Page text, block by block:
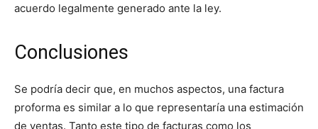
acuerdo legalmente generado ante la ley.
Conclusiones
Se podría decir que, en muchos aspectos, una factura
proforma es similar a lo que representaría una estimación
de ventas. Tanto este tipo de facturas como los